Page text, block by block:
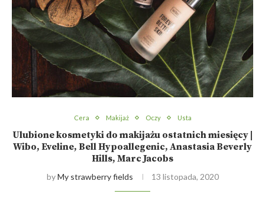
Cera Makijaż Oczy Usta
Ulubione kosmetyki do makijażu ostatnich miesięcy |
Wibo, Eveline, Bell Hypoallegenic, Anastasia Beverly
Hills, Marc Jacobs
byMy strawberry fields 13 listopada, 2020